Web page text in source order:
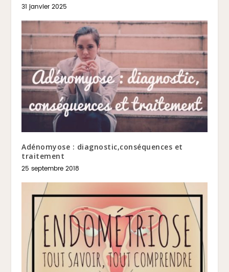
31 janvier 2025
Adénomyose : diagnostic,conséquences et
traitement
25 septembre 2018